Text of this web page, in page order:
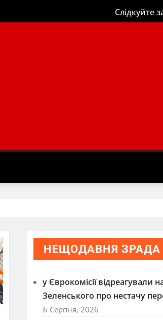
Слідкуйте
НЕЩОДАВНЯ ЗРАДА
у Єврокомісії відреагували
Зеленського про нестачу
6 Серпня, 2026